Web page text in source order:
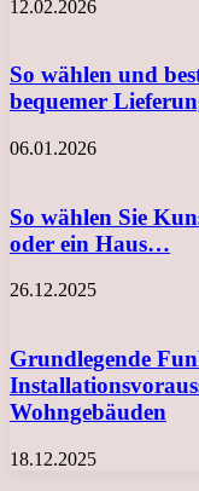
12.02.2026
So wählen und
bequemer
06.01.2026
So wählen Sie
oder ein Haus…
26.12.2025
Grundlegende
Wohngebäuden
18.12.2025